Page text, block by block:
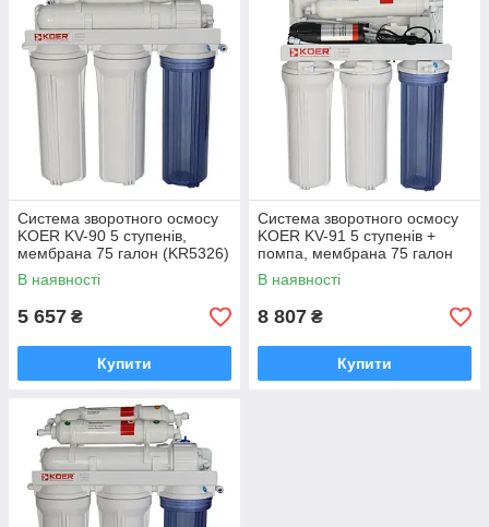
Система зворотного осмосу
KOER KV-90 5 ступенів,
мембрана 75 галон (KR5326)
В наявності
5 657 ₴
Купити
Система зворотного осмосу
KOER KV-91 5 ступенів +
помпа, мембрана 75 галон
(KR5327)
В наявності
8 807 ₴
Купити